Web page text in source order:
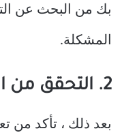
بك من البحث عن
المشكلة.
2. التحقق من التاريخ والوقت
بعد ذلك ، تأكد من